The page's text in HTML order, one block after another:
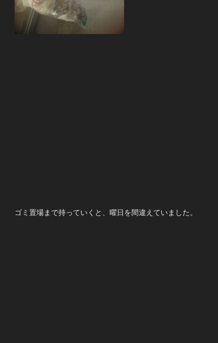
ゴミ置場まで持っていくと、曜日を間違えていました。